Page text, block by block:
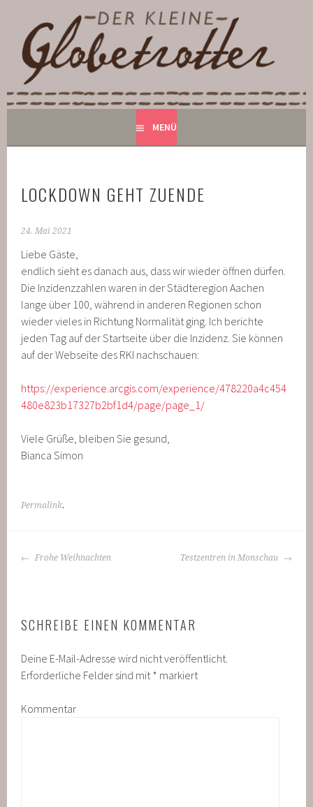
Inhalt
DER KLEINE GLOBETROTTER
BED AND BREAKFAST IN MONSCHAU
MENÜ
LOCKDOWN GEHT ZUENDE
24. Mai 2021
Liebe Gäste,
endlich sieht es danach aus, dass wir wieder öffnen dürfen.
Die Inzidenzzahlen waren in der Städteregion Aachen
lange über 100, während in anderen Regionen schon
wieder vieles in Richtung Normalität ging. Ich berichte
jeden Tag auf der Startseite über die Inzidenz. Sie können
auf der Webseite des RKI nachschauen:
https://experience.arcgis.com/experience/478220a4c454
480e823b17327b2bf1d4/page/page_1/
Viele Grüße, bleiben Sie gesund,
Bianca Simon
Permalink.
BEITRAGS-
Frohe Weihnachten Testzentren in Monschau
SCHREIBE EINEN KOMMENTAR
Deine E-Mail-Adresse wird nicht veröffentlicht.
Erforderliche Felder sind mit * markiert
Kommentar